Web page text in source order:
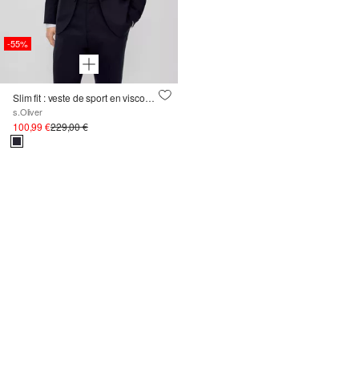
-55%
Slim fit : veste de sport en viscose mélangée
s.Oliver
100,99 €229,00 €